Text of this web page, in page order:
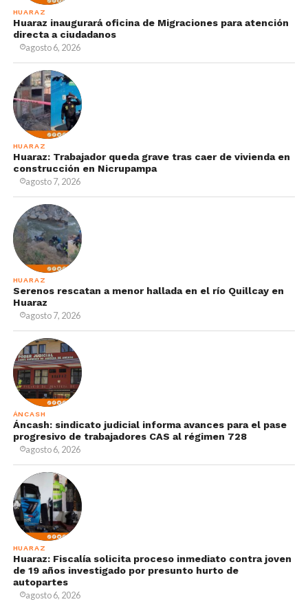
HUARAZ
Huaraz inaugurará oficina de Migraciones para atención
directa a ciudadanos
agosto 6, 2026
HUARAZ
Huaraz: Trabajador queda grave tras caer de vivienda en
construcción en Nicrupampa
agosto 7, 2026
HUARAZ
Serenos rescatan a menor hallada en el río Quillcay en
Huaraz
agosto 7, 2026
ÁNCASH
Áncash: sindicato judicial informa avances para el pase
progresivo de trabajadores CAS al régimen 728
agosto 6, 2026
HUARAZ
Huaraz: Fiscalía solicita proceso inmediato contra joven
de 19 años investigado por presunto hurto de
autopartes
agosto 6, 2026